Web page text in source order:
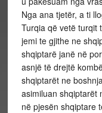
Nga ana tjetër, a ti
Turqia që vetë turqit
jemi te gjithe ne
shqiptarë janë në
asnjë të drejtë
shqiptarët ne
asimiluan shqiptarët
në pjesën shqiptare